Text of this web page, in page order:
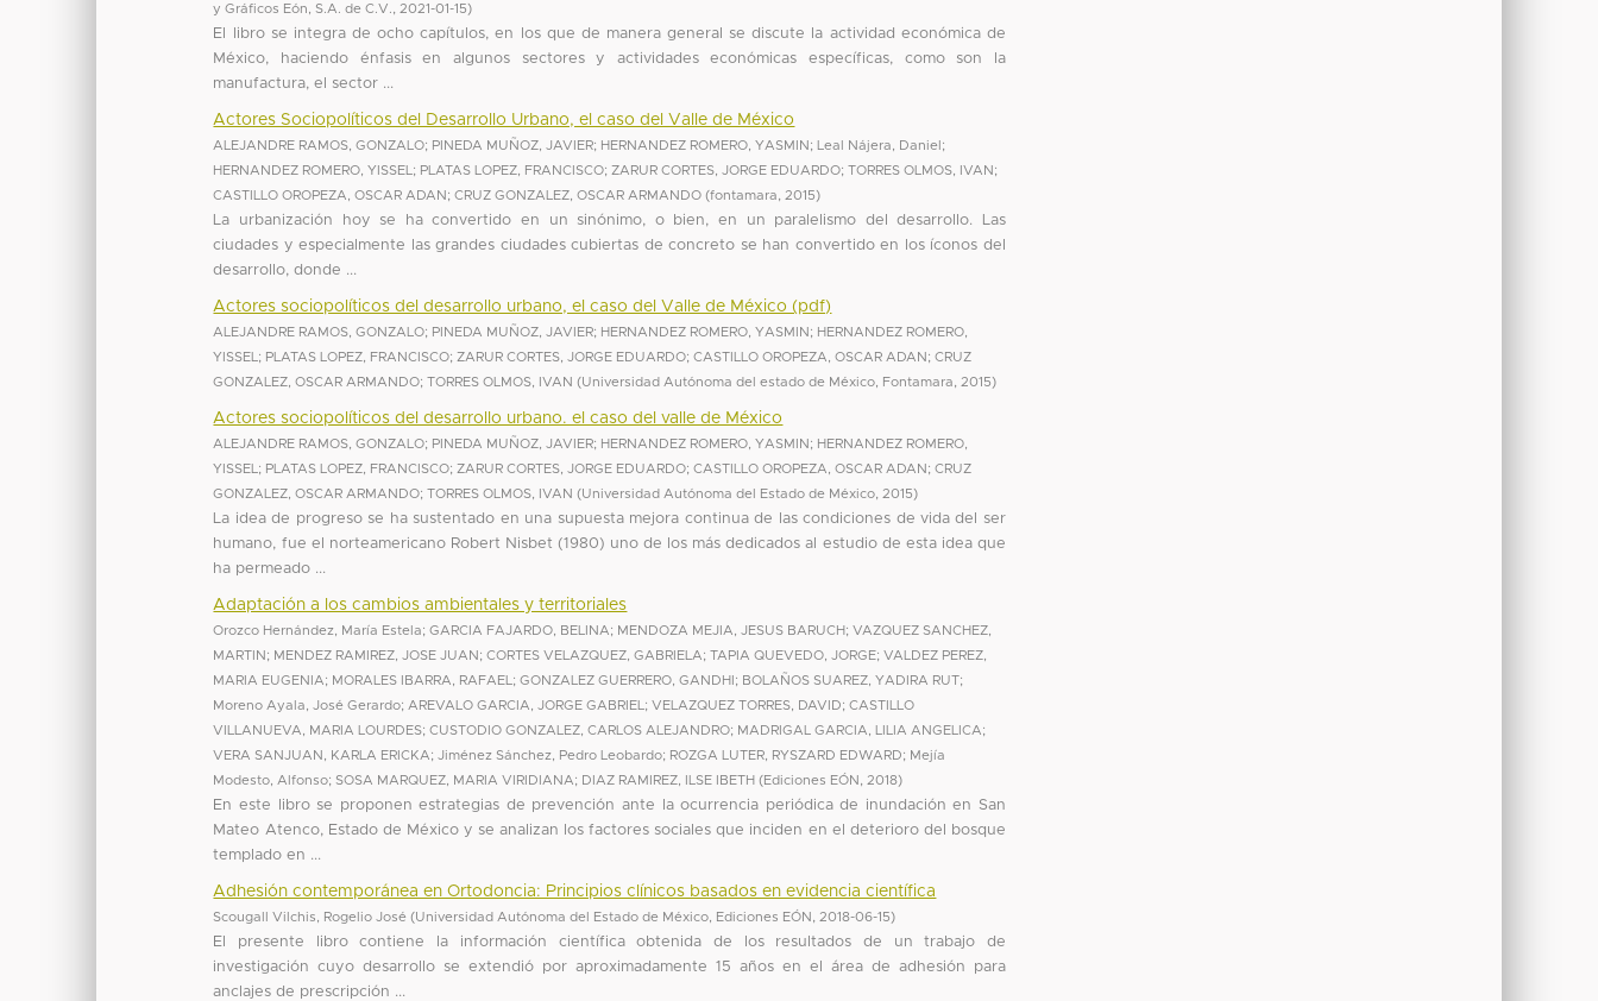
y Gráficos Eón, S.A. de C.V.
2021-01-15)
El libro se integra de ocho capítulos, en los que de manera general se discute la actividad económica de
México, haciendo énfasis en algunos sectores y actividades económicas específicas, como son la
manufactura, el sector ...
Actores Sociopolíticos del Desarrollo Urbano, el caso del Valle de México
ALEJANDRE RAMOS, GONZALO; PINEDA MUÑOZ, JAVIER; HERNANDEZ ROMERO, YASMIN ; Leal Nájera, Daniel ;
HERNANDEZ ROMERO, YISSEL ; PLATAS LOPEZ, FRANCISCO;ZARUR CORTES, JORGE EDUARDO;TORRES OLMOS, IVAN ;
CASTILLO OROPEZA, OSCAR ADAN ;CRUZ GONZALEZ, OSCAR ARMANDO (fontamara 2015)
La urbanización hoy se ha convertido en un sinónimo, o bien, en un paralelismo del desarrollo. Las
ciudades y especialmente las grandes ciudades cubiertas de concreto se han convertido en los íconos del
desarrollo, donde ...
Actores sociopolíticos del desarrollo urbano, el caso del Valle de México (pdf)
ALEJANDRE RAMOS, GONZALO; PINEDA MUÑOZ, JAVIER; HERNANDEZ ROMERO, YASMIN ; HERNANDEZ ROMERO,
YISSEL ; PLATAS LOPEZ, FRANCISCO;ZARUR CORTES, JORGE EDUARDO;CASTILLO OROPEZA, OSCAR ADAN ;CRUZ
GONZALEZ, OSCAR ARMANDO;TORRES OLMOS, IVAN (Universidad Autónoma del estado de México, Fontamara 2015)
Actores sociopolíticos del desarrollo urbano. el caso del valle de México
ALEJANDRE RAMOS, GONZALO; PINEDA MUÑOZ, JAVIER; HERNANDEZ ROMERO, YASMIN ; HERNANDEZ ROMERO,
YISSEL ; PLATAS LOPEZ, FRANCISCO;ZARUR CORTES, JORGE EDUARDO;CASTILLO OROPEZA, OSCAR ADAN ;CRUZ
GONZALEZ, OSCAR ARMANDO;TORRES OLMOS, IVAN (Universidad Autónoma del Estado de México 2015)
La idea de progreso se ha sustentado en una supuesta mejora continua de las condiciones de vida del ser
humano, fue el norteamericano Robert Nisbet (1980) uno de los más dedicados al estudio de esta idea que
ha permeado ...
Adaptación a los cambios ambientales y territoriales
Orozco Hernández, María Estela;GARCIA FAJARDO, BELINA; MENDOZA MEJIA, JESUS BARUCH;VAZQUEZ SANCHEZ,
MARTIN ; MENDEZ RAMIREZ, JOSE JUAN ;CORTES VELAZQUEZ, GABRIELA;TAPIA QUEVEDO, JORGE;VALDEZ PEREZ,
MARIA EUGENIA; MORALES IBARRA, RAFAEL ;GONZALEZ GUERRERO, GANDHI ; BOLAÑOS SUAREZ, YADIRA RUT;
Moreno Ayala, José Gerardo; AREVALO GARCIA, JORGE GABRIEL ;VELAZQUEZ TORRES, DAVID;CASTILLO
VILLANUEVA, MARIA LOURDES;CUSTODIO GONZALEZ, CARLOS ALEJANDRO; MADRIGAL GARCIA, LILIA ANGELICA;
VERA SANJUAN, KARLA ERICKA;Jiménez Sánchez, Pedro Leobardo; ROZGA LUTER, RYSZARD EDWARD; Mejía
Modesto, Alfonso;SOSA MARQUEZ, MARIA VIRIDIANA; DIAZ RAMIREZ, ILSE IBETH (Ediciones EÓN 2018)
En este libro se proponen estrategias de prevención ante la ocurrencia periódica de inundación en San
Mateo Atenco, Estado de México y se analizan los factores sociales que inciden en el deterioro del bosque
templado en ...
Adhesión contemporánea en Ortodoncia: Principios clínicos basados en evidencia científica
Scougall Vilchis, Rogelio José (Universidad Autónoma del Estado de México, Ediciones EÓN 2018-06-15)
El presente libro contiene la información científica obtenida de los resultados de un trabajo de
investigación cuyo desarrollo se extendió por aproximadamente 15 años en el área de adhesión para
anclajes de prescripción ...